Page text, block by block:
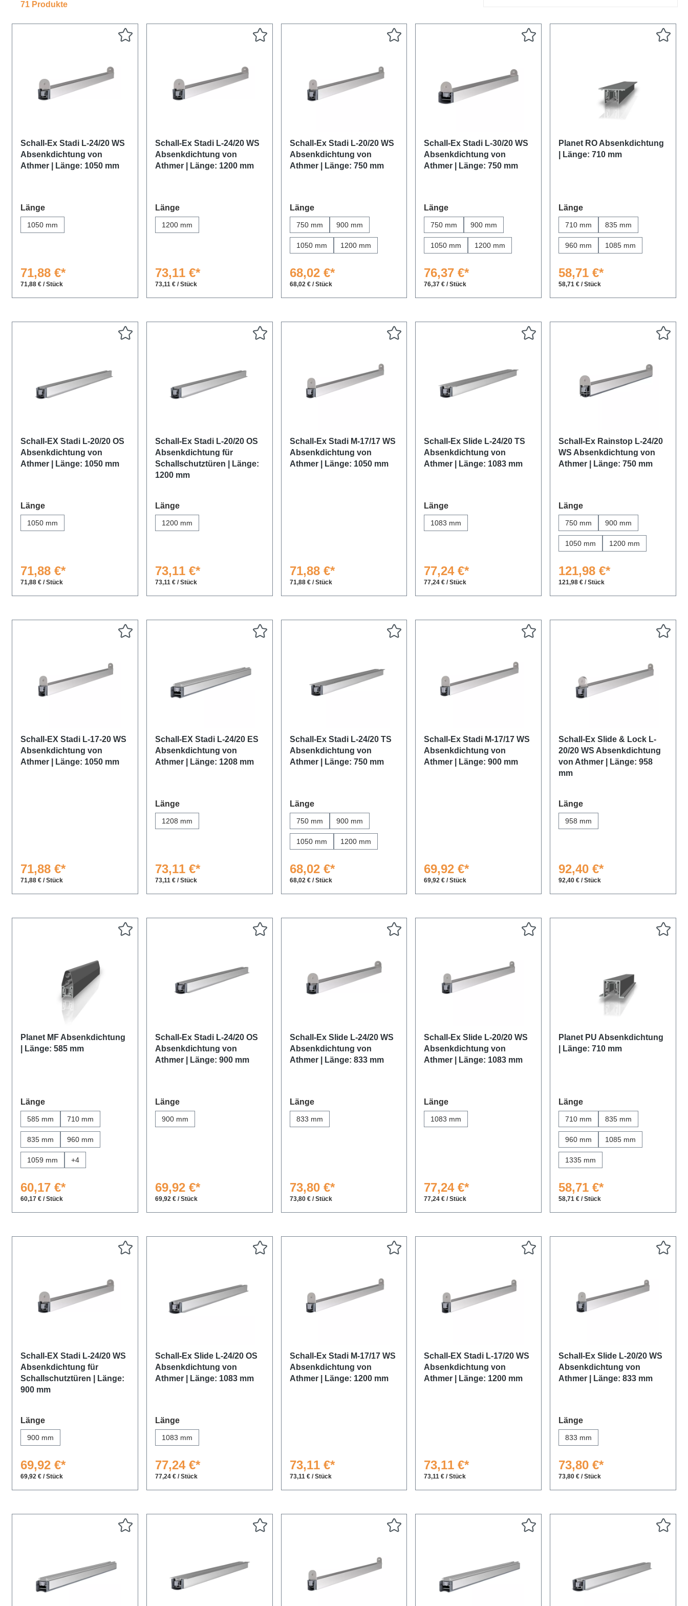
71 Produkte
Schall-Ex Stadi L-24/20 WS
Absenkdichtung von
Athmer | Länge: 1050 mm
Längeauswählen
1050 mm
71,88 €*
71,88 € / Stück
Schall-Ex Stadi L-24/20 WS
Absenkdichtung von
Athmer | Länge: 1200 mm
Längeauswählen
1200 mm
73,11 €*
73,11 € / Stück
Schall-Ex Stadi L-20/20 WS
Absenkdichtung von
Athmer | Länge: 750 mm
Längeauswählen
750 mm 900 mm
1050 mm 1200 mm
68,02 €*
68,02 € / Stück
Schall-Ex Stadi L-30/20 WS
Absenkdichtung von
Athmer | Länge: 750 mm
Längeauswählen
750 mm 900 mm
1050 mm 1200 mm
76,37 €*
76,37 € / Stück
Planet RO Absenkdichtung
| Länge: 710 mm
Längeauswählen
710 mm 835 mm
960 mm 1085 mm
58,71 €*
58,71 € / Stück
Schall-EX Stadi L-20/20 OS
Absenkdichtung von
Athmer | Länge: 1050 mm
Längeauswählen
1050 mm
71,88 €*
71,88 € / Stück
Schall-Ex Stadi L-20/20 OS
Absenkdichtung für
Schallschutztüren | Länge:
1200 mm
Längeauswählen
1200 mm
73,11 €*
73,11 € / Stück
Schall-Ex Stadi M-17/17 WS
Absenkdichtung von
Athmer | Länge: 1050 mm
71,88 €*
71,88 € / Stück
Schall-Ex Slide L-24/20 TS
Absenkdichtung von
Athmer | Länge: 1083 mm
Längeauswählen
1083 mm
77,24 €*
77,24 € / Stück
Schall-Ex Rainstop L-24/20
WS Absenkdichtung von
Athmer | Länge: 750 mm
Längeauswählen
750 mm 900 mm
1050 mm 1200 mm
121,98 €*
121,98 € / Stück
Schall-EX Stadi L-17-20 WS
Absenkdichtung von
Athmer | Länge: 1050 mm
71,88 €*
71,88 € / Stück
Schall-EX Stadi L-24/20 ES
Absenkdichtung von
Athmer | Länge: 1208 mm
Längeauswählen
1208 mm
73,11 €*
73,11 € / Stück
Schall-Ex Stadi L-24/20 TS
Absenkdichtung von
Athmer | Länge: 750 mm
Längeauswählen
750 mm 900 mm
1050 mm 1200 mm
68,02 €*
68,02 € / Stück
Schall-Ex Stadi M-17/17 WS
Absenkdichtung von
Athmer | Länge: 900 mm
69,92 €*
69,92 € / Stück
Schall-Ex Slide & Lock L-
20/20 WS Absenkdichtung
von Athmer | Länge: 958
mm
Längeauswählen
958 mm
92,40 €*
92,40 € / Stück
Planet MF Absenkdichtung
| Länge: 585 mm
Längeauswählen
585 mm 710 mm
835 mm 960 mm
1059 mm +4
60,17 €*
60,17 € / Stück
Schall-Ex Stadi L-24/20 OS
Absenkdichtung von
Athmer | Länge: 900 mm
Längeauswählen
900 mm
69,92 €*
69,92 € / Stück
Schall-Ex Slide L-24/20 WS
Absenkdichtung von
Athmer | Länge: 833 mm
Längeauswählen
833 mm
73,80 €*
73,80 € / Stück
Schall-Ex Slide L-20/20 WS
Absenkdichtung von
Athmer | Länge: 1083 mm
Längeauswählen
1083 mm
77,24 €*
77,24 € / Stück
Planet PU Absenkdichtung
| Länge: 710 mm
Längeauswählen
710 mm 835 mm
960 mm 1085 mm
1335 mm
58,71 €*
58,71 € / Stück
Schall-EX Stadi L-24/20 WS
Absenkdichtung für
Schallschutztüren | Länge:
900 mm
Längeauswählen
900 mm
69,92 €*
69,92 € / Stück
Schall-Ex Slide L-24/20 OS
Absenkdichtung von
Athmer | Länge: 1083 mm
Längeauswählen
1083 mm
77,24 €*
77,24 € / Stück
Schall-Ex Stadi M-17/17 WS
Absenkdichtung von
Athmer | Länge: 1200 mm
73,11 €*
73,11 € / Stück
Schall-EX Stadi L-17/20 WS
Absenkdichtung von
Athmer | Länge: 1200 mm
73,11 €*
73,11 € / Stück
Schall-Ex Slide L-20/20 WS
Absenkdichtung von
Athmer | Länge: 833 mm
Längeauswählen
833 mm
73,80 €*
73,80 € / Stück